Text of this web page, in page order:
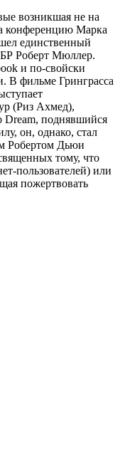
возникшая не на
конференцию Марка
единственный
Роберт Мюллер.
и по-свойски
В фильме Гринграсса
(Риз Ахмед),
Dream, поднявшийся
он, однако, стал
Робертом Дьюи
тому, что
пользователей) или
пожертвовать